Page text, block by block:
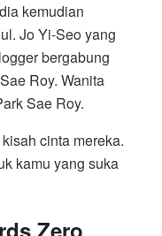
kemudian
Jo Yi-Seo yang
bergabung
Roy. Wanita
Sae Roy.
cinta mereka.
kamu yang suka